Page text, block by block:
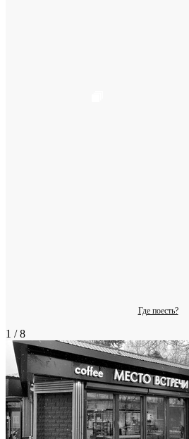
Где поесть?
1 / 8